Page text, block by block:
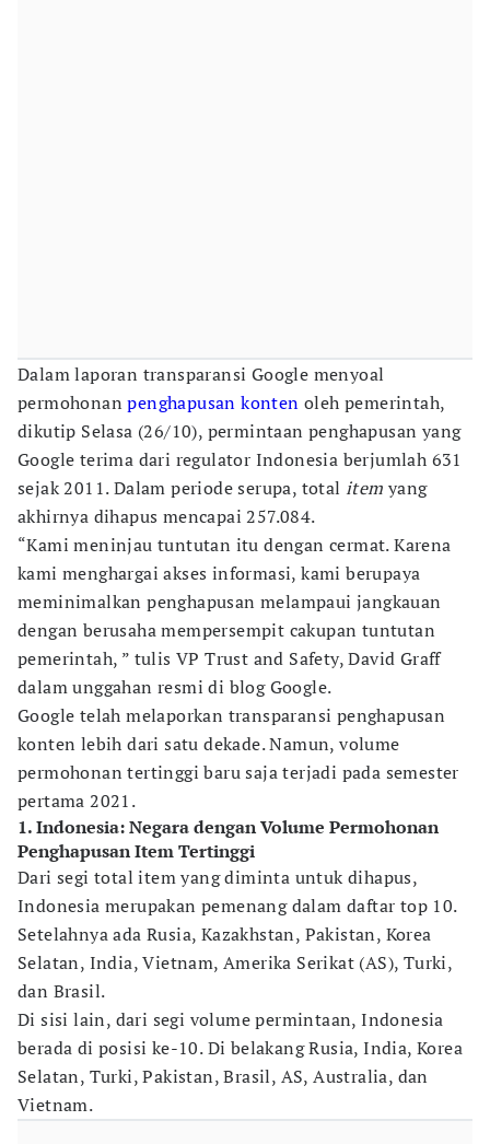
Dalam laporan transparansi Google menyoal
permohonanpenghapusan konten oleh pemerintah,
dikutip Selasa (26/10), permintaan penghapusan yang
Google terima dari regulator Indonesia berjumlah 631
sejak 2011. Dalam periode serupa, total item yang
akhirnya dihapus mencapai 257.084.
“Kami meninjau tuntutan itu dengan cermat. Karena
kami menghargai akses informasi, kami berupaya
meminimalkan penghapusan melampaui jangkauan
dengan berusaha mempersempit cakupan tuntutan
pemerintah, ” tulis VP Trust and Safety, David Graff
dalam unggahan resmi di blog Google.
Google telah melaporkan transparansi penghapusan
konten lebih dari satu dekade. Namun, volume
permohonan tertinggi baru saja terjadi pada semester
pertama 2021.
1. Indonesia: Negara dengan Volume Permohonan
Penghapusan Item Tertinggi
Dari segi total item yang diminta untuk dihapus,
Indonesia merupakan pemenang dalam daftar top 10.
Setelahnya ada Rusia, Kazakhstan, Pakistan, Korea
Selatan, India, Vietnam, Amerika Serikat (AS), Turki,
dan Brasil.
Di sisi lain, dari segi volume permintaan, Indonesia
berada di posisi ke-10. Di belakang Rusia, India, Korea
Selatan, Turki, Pakistan, Brasil, AS, Australia, dan
Vietnam.